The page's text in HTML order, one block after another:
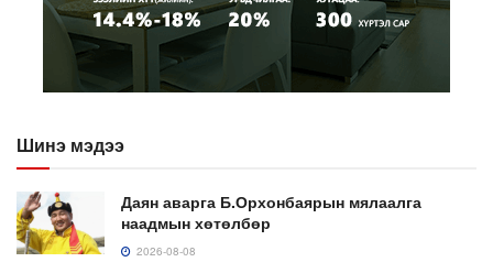
Шинэ мэдээ
Даян аварга Б.Орхонбаярын мялаалга
наадмын хөтөлбөр
2026-08-08